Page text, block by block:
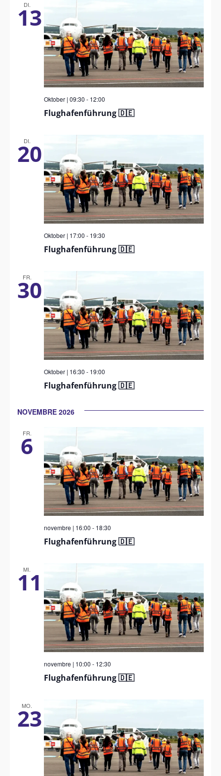
DI.
13
Flughafenführung 🇩🇪
Oktober | 09:30 - 12:00
DI.
20
Flughafenführung 🇩🇪
Oktober | 17:00 - 19:30
FR.
30
Flughafenführung 🇩🇪
Oktober | 16:30 - 19:00
NOVEMBRE 2026
FR.
6
Flughafenführung 🇩🇪
novembre | 16:00 - 18:30
MI.
11
Flughafenführung 🇩🇪
novembre | 10:00 - 12:30
MO.
23